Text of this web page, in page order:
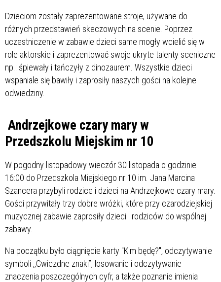
Dzieciom zostały zaprezentowane stroje, używane do
różnych przedstawień skeczowych na scenie. Poprzez
uczestniczenie w zabawie dzieci same mogły wcielić się w
role aktorskie i zaprezentować swoje ukryte talenty sceniczne
np.: śpiewały i tańczyły z dinozaurem. Wszystkie dzieci
wspaniale się bawiły i zaprosiły naszych gości na kolejne
odwiedziny.
Andrzejkowe czary mary w
Przedszkolu Miejskim nr 10
W pogodny listopadowy wieczór 30 listopada o godzinie
16:00 do Przedszkola Miejskiego nr 10 im. Jana Marcina
Szancera przybyli rodzice i dzieci na Andrzejkowe czary mary.
Gości przywitały trzy dobre wróżki, które przy czarodziejskiej
muzycznej zabawie zaprosiły dzieci i rodziców do wspólnej
zabawy.
Na początku było ciągnięcie karty "Kim będę?", odczytywanie
symboli ,,Gwiezdne znaki”, losowanie i odczytywanie
znaczenia poszczególnych cyfr, a także poznanie imienia